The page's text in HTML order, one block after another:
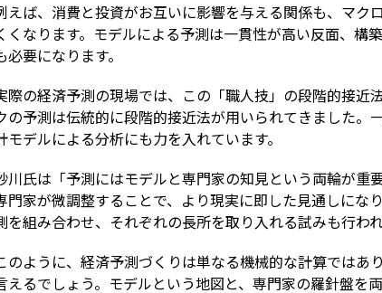
えば、消費と投資がお互いに影響を与える関係も、マ
くなります。モデルによる予測は一貫性が高い反面、
必要になります。
際の経済予測の現場では、この「職人技」の段階的接近
の予測は伝統的に段階的接近法が用いられてきました
モデルによる分析にも力を入れています。
川氏は「予測にはモデルと専門家の知見という両輪が重
門家が微調整することで、より現実に即した見通しにな
を組み合わせ、それぞれの長所を取り入れる試みも行われ
のように、経済予測づくりは単なる機械的な計算では
えるでしょう。モデルという地図と、専門家の羅針盤を